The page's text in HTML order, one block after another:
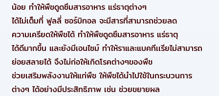
น้อย ทำให้พืชดูดซึมสารอาหาร แร่ธาตุต่างๆ
ได้ไม่เต็มที่ ฟูลลี่ ซอร์บิทอล จะมีสารที่สามารถช่วยลด
ความเครียดให้พืชได้ ทำให้พืชดูดซึมสารอาหาร แร่ธาตุ
ได้ดีมากขึ้น และยังมีเอนไซม์ ทำให้ราและแบคทีเเรียไม่สามารถ
ย่อยสลายได้ จึงไม่ก่อให้เกิดโรคต่างๆของพืช
ช่วยเสริมพลังงานให้แก่พืช ให้พืชได้นำไปใช้ในกระบวนการ
ต่างๆ ได้อย่างมีประสิทธิภาพ เช่น ช่วยขยายผล